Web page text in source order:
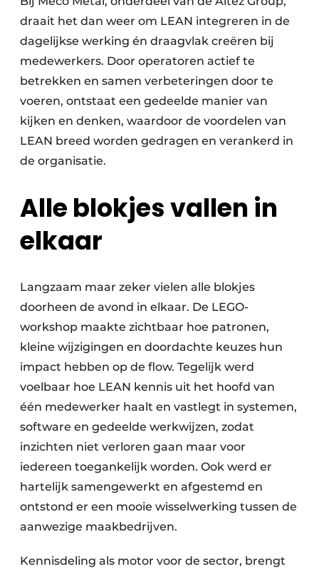
draait het dan weer om LEAN integreren in de
dagelijkse werking én draagvlak creëren bij
medewerkers. Door operatoren actief te
betrekken en samen verbeteringen door te
voeren, ontstaat een gedeelde manier van
kijken en denken, waardoor de voordelen van
LEAN breed worden gedragen en verankerd in
de organisatie.
Alle blokjes vallen in
elkaar
Langzaam maar zeker vielen alle blokjes
doorheen de avond in elkaar. De LEGO-
workshop maakte zichtbaar hoe patronen,
kleine wijzigingen en doordachte keuzes hun
impact hebben op de flow. Tegelijk werd
voelbaar hoe LEAN kennis uit het hoofd van
één medewerker haalt en vastlegt in systemen,
software en gedeelde werkwijzen, zodat
inzichten niet verloren gaan maar voor
iedereen toegankelijk worden. Ook werd er
hartelijk samengewerkt en afgestemd en
ontstond er een mooie wisselwerking tussen de
aanwezige maakbedrijven.
Kennisdeling als motor voor de sector, brengt